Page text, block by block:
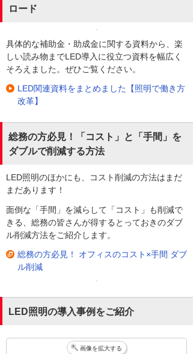
ロード
具体的な補助金・助成金に関する資料から、楽
しい読み物までLED導入に役立つ資料を幅広く
そろえました。ぜひご覧ください。
LED関連資料をまとめました【照明で働き方
改革】
総務の方必見！「コスト」と「手間」を
ダブルで削減する方法
LED照明のほかにも、コスト削減の方法はまだ
まだあります！
面倒な「手間」を減らして「コスト」も削減で
きる、総務の皆さんが得するとっておきのダブ
ル削減方法をご紹介します。
総務の方必見！ オフィスのコスト×手間 ダブ
ル削減
LED照明の導入事例をご紹介
画像を拡大する